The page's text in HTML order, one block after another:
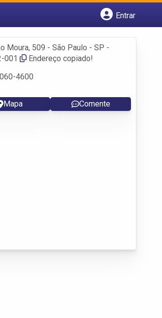
Entrar
Moura, 509 - São Paulo - SP -
001
Endereço copiado!
4600
Mapa Comente